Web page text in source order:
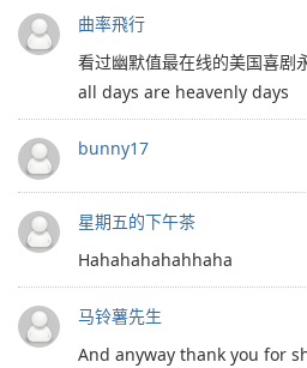
曲率飛行
看过幽默值最在线的美国喜
all days are heavenly days
bunny17
星期五的下午茶
Hahahahahahhaha
马铃薯先生
And anyway thank you for